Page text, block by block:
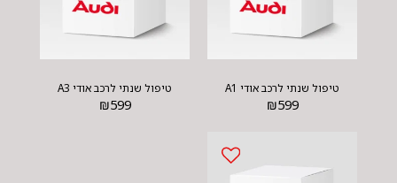
טיפול שנתי לרכב אודי A1
₪599
טיפול שנתי לרכב אודי A3
₪599